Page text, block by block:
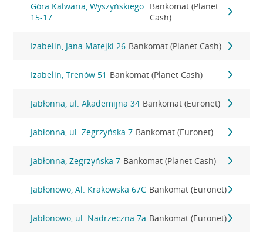
Góra Kalwaria, Wyszyńskiego
15-17
Bankomat (Planet
Cash)
Izabelin, Jana Matejki 26 Bankomat (Planet Cash)
Izabelin, Trenów 51 Bankomat (Planet Cash)
Jabłonna, ul. Akademijna 34 Bankomat (Euronet)
Jabłonna, ul. Zegrzyńska 7 Bankomat (Euronet)
Jabłonna, Zegrzyńska 7 Bankomat (Planet Cash)
Jabłonowo, Al. Krakowska 67C Bankomat (Euronet)
Jabłonowo, ul. Nadrzeczna 7a Bankomat (Euronet)